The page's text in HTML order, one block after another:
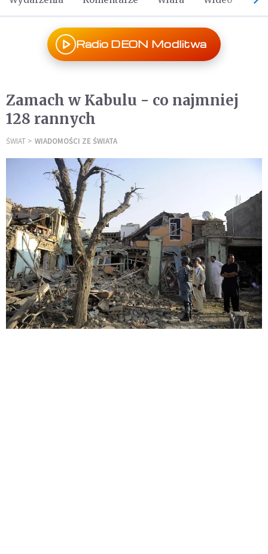
Radio DEON Modlitwa
Zamach w Kabulu - co najmniej
128 rannych
ŚWIAT WIADOMOŚCI ZE ŚWIATA